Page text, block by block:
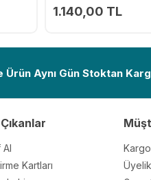
1.140,00 TL
Ürün Aynı Gün Stoktan
Kartları